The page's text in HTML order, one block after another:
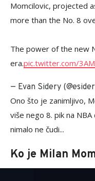
Momcilovic, projected
more than the No. 8
The power of the new
era.pic.twitter.com/
— Evan Sidery
Ono što je zanimljivo,
više nego 8. pik na
nimalo ne čudi...
Ko je Milan